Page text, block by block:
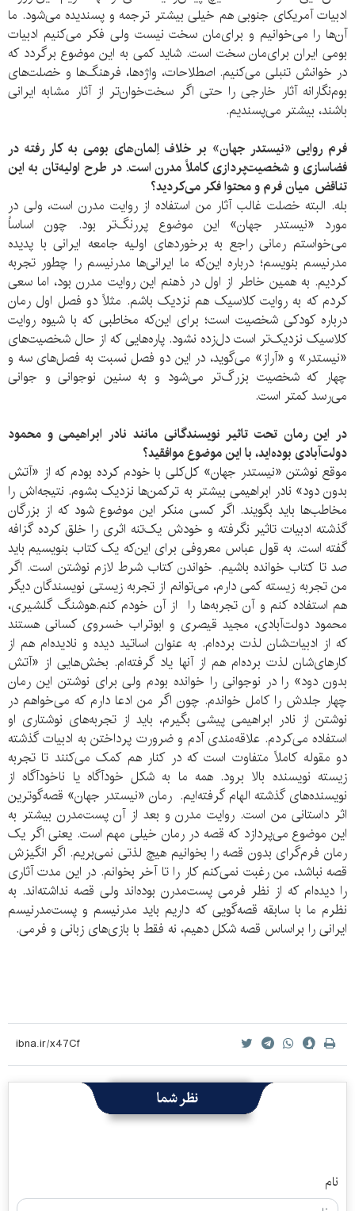
ادبیات آمریکای جنوبی هم خیلی بیشتر ترجمه و پسندیده می‌شود. ما
آن‌ها را می‌خوانیم و برای‌مان سخت نیست ولی فکر می‌کنیم ادبیات
بومی ایران برای‌مان سخت است. شاید کمی به این موضوع برگردد که
در خوانش تنبلی می‌کنیم. اصطلاحات، واژه‌ها، فرهنگ‌ها و خصلت‌های
بوم‌نگارانه آثار خارجی را حتی اگر سخت‌خوان‌تر از آثار مشابه ایرانی
باشند، بیشتر می‌پسندیم.
فرم روایی «نیستدر جهان» بر خلاف اِلمان‌های بومی به کار رفته در
فضاسازی و شخصیت‌پردازی کاملاً مدرن است. در طرح اولیه‌تان به این
تناقض میان فرم و محتوا فکر می‌کردید؟
بله. البته خصلت غالب آثار من استفاده از روایت مدرن است، ولی در
مورد «نیستدر جهان» این موضوع پررنگ‌تر بود. چون اساساً
می‌خواستم رمانی راجع به برخوردهای اولیه جامعه ایرانی با پدیده
مدرنیسم بنویسم؛ درباره ‌این‌که ما ایرانی‌ها مدرنیسم را چطور تجربه
کردیم. به همین خاطر از اول در ذهنم این روایت مدرن بود، اما سعی
کردم که به روایت کلاسیک هم نزدیک باشم. مثلاً دو فصل اول رمان
درباره کودکی شخصیت است؛ برای این‌که مخاطبی که با شیوه روایت
کلاسیک نزدیک‌تر است دل‌زده نشود. پاره‌هایی که از حال شخصیت‌های
«نیستدر» و «آراز» می‌گوید، در این دو فصل نسبت به فصل‌های سه و
چهار که ‌شخصیت بزرگ‌تر می‌شود و به سنین نوجوانی و جوانی
می‌رسد کمتر است.
در این رمان تحت تاثیر نویسندگانی مانند نادر ابراهیمی و محمود
دولت‌آبادی بوده‌اید، با این موضوع موافقید؟
موقع نوشتن «نیستدر جهان» کل‌کلی با خودم کرده بودم که از «آتش
بدون دود» نادر ابراهیمی بیشتر به ترکمن‌ها نزدیک بشوم. نتیجه‌اش را
مخاطب‌ها باید بگویند. اگر کسی منکر این موضوع شود که از بزرگان
گذشته ادبیات تاثیر نگرفته و خودش یک‌تنه اثری را خلق کرده گزافه
گفته است. به قول عباس معروفی برای این‌که یک کتاب بنویسیم باید
صد تا کتاب خوانده باشیم. خواندن کتاب شرط لازم نوشتن است. اگر
من تجربه زیسته کمی دارم، می‌توانم از تجربه زیستی نویسندگان دیگر
هم استفاده کنم و آن تجربه‌ها را از آن خودم کنم.هوشنگ گلشیری،
محمود دولت‌آبادی، مجید قیصری و ابوتراب خسروی کسانی هستند
که از ادبیات‌شان لذت برده‌ام. به عنوان اساتید دیده و نادیده‌ام هم از
کارهای‌شان لذت برده‌ام هم از آنها یاد گرفته‌ام. بخش‌هایی از «آتش
بدون دود» را در نوجوانی را خوانده بودم ولی برای نوشتن این رمان
چهار جلدش را کامل خواندم. چون اگر من ادعا دارم که می‌خواهم در
نوشتن از نادر ابراهیمی پیشی بگیرم، باید از تجربه‌های نوشتاری او
استفاده می‌کردم. علاقه‌مندی آدم و ضرورت پرداختن به ادبیات گذشته
دو مقوله کاملاً متفاوت است که در کنار هم کمک می‌کنند تا تجربه
زیسته نویسنده بالا برود. همه ما به شکل خودآگاه یا ناخودآگاه از
نویسنده‌های گذشته الهام گرفته‌ایم. رمان «نیستدر جهان» قصه‌گو‌ترین
اثر داستانی من است. روایت مدرن و بعد از آن پست‌مدرن بیشتر به
این موضوع می‌پردازد که قصه در رمان خیلی مهم است. یعنی اگر یک
رمان فرم‌گرای بدون قصه را بخوانیم هیچ لذتی نمی‌بریم. اگر انگیزش
قصه نباشد، من رغبت نمی‌کنم کار را تا آخر بخوانم. در این مدت آثاری
را دیده‌ام که از نظر فرمی پست‌مدرن بوده‌اند ولی قصه نداشته‌اند. به
نظرم ما با سابقه قصه‌گویی که داریم باید مدرنیسم و پست‌مدرنیسم
ایرانی را براساس قصه شکل دهیم، نه فقط با بازی‌های زبانی و فرمی.
نظر شما
نام